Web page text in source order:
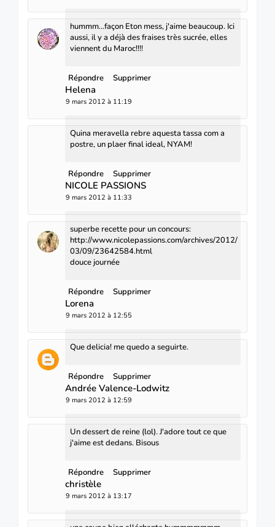
hummm...façon Eton mess, j'aime beaucoup. Ici
aussi, il y a déjà des fraises très sucrée, elles
viennent du Maroc!!!!
Répondre Supprimer
Helena
9 mars 2012 à 11:19
Quina meravella rebre aquesta tassa com a
postre, un plaer final ideal, NYAM!
Répondre Supprimer
NICOLE PASSIONS
9 mars 2012 à 11:33
superbe recette pour un concours:
http://www.nicolepassions.com/archives/2012/
03/09/23642584.html
douce journée
Répondre Supprimer
Lorena
9 mars 2012 à 12:55
Que delicia! me quedo a seguirte.
Répondre Supprimer
Andrée Valence-Lodwitz
9 mars 2012 à 12:59
Un dessert de reine (lol). J'adore tout ce que
j'aime est dedans. Bisous
Répondre Supprimer
christèle
9 mars 2012 à 13:17